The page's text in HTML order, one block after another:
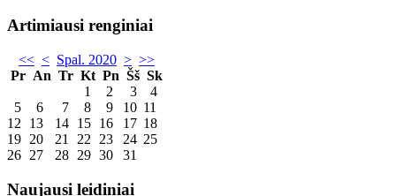
Artimiausi renginiai
<< < Spal. 2020 > >>
Pr An Tr Kt Pn Šš Sk
1
2 3
4
5
6 7 8 9 10 11
12
13 14 15 16 17 18
19 20 21 22 23 24 25
26 27 28 29 30 31
Naujausi leidiniai